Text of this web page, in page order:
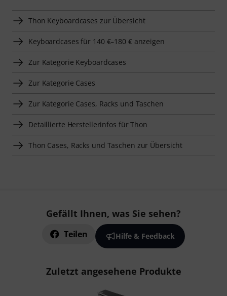
Thon Keyboardcases zur Übersicht
Keyboardcases für 140 €–180 € anzeigen
Zur Kategorie Keyboardcases
Zur Kategorie Cases
Zur Kategorie Cases, Racks und Taschen
Detaillierte Herstellerinfos für Thon
Thon Cases, Racks und Taschen zur Übersicht
Gefällt Ihnen, was Sie sehen?
Teilen Hilfe & Feedback
Zuletzt angesehene Produkte